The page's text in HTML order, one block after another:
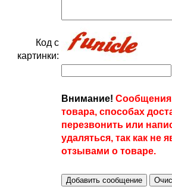
Код с
картинки:
Внимание!
товара, способах
перезвонить или
удаляться, так как не
отзывами о товаре.